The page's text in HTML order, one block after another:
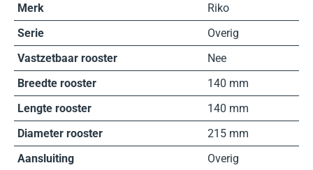
Merk
Riko
Serie
Overig
Vastzetbaar rooster
Nee
Breedte rooster
140 mm
Lengte rooster
140 mm
Diameter rooster
215 mm
Aansluiting
Overig